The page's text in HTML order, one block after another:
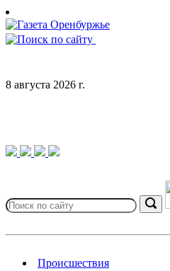
Skip
to
content
8 августа 2026 г.
for:
Search
Происшествия